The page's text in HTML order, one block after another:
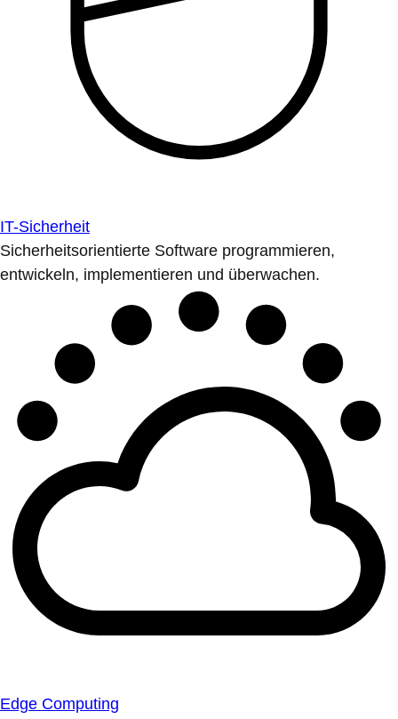
IT-Sicherheit
Sicherheitsorientierte Software programmieren,
entwickeln, implementieren und überwachen.
Edge Computing